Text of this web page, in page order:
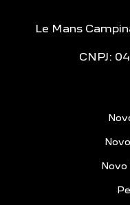
Le Mans
CNPJ:
Novo